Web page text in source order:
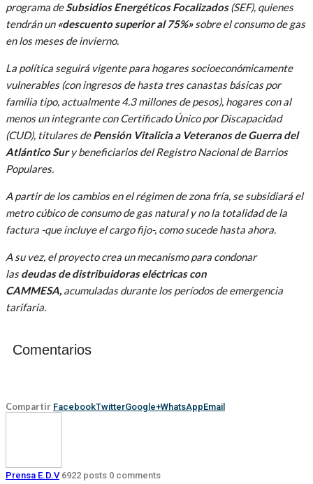
programa deSubsidios Energéticos Focalizados(SEF), quienes
tendrán un «descuento superior al 75%»sobre el consumo de gas
en los meses de invierno.
La política seguirá vigente para hogares socioeconómicamente
vulnerables (con ingresos de hasta tres canastas básicas por
familia tipo, actualmente 4.3 millones de pesos), hogares con al
menos un integrante con Certificado Único por Discapacidad
(CUD), titulares dePensión Vitalicia a Veteranos de Guerra del
Atlántico Sury beneficiarios del Registro Nacional de Barrios
Populares.
A partir de los cambios en el régimen de zona fría, se subsidiará el
metro cúbico de consumo de gas natural y no la totalidad de la
factura -que incluye el cargo fijo-, como sucede hasta ahora.
A su vez, el proyecto crea un mecanismo para condonar
lasdeudas de distribuidoras eléctricas con
CAMMESA, acumuladas durante los períodos de emergencia
tarifaria.
Comentarios
Compartir FacebookTwitterGoogle+WhatsAppEmail
Prensa E.D.V 6922 posts 0 comments